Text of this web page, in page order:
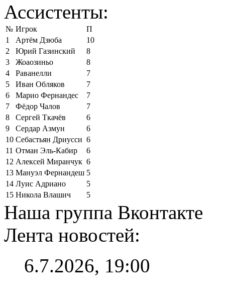
Ассистенты:
№ Игрок
П
1
Артём Дзюба
10
2
Юрий Газинский
8
3
Жоаозиньо
8
4
Раванелли
7
5
Иван Обляков
7
6
Марио Фернандес
7
7
Фёдор Чалов
7
8
Сергей Ткачёв
6
9
Сердар Азмун
6
10 Себастьян Дриусси 6
11 Отман Эль-Кабир
6
12 Алексей Миранчук 6
13 Мануэл Фернандеш 5
14 Луис Адриано
5
15 Никола Влашич 5
Наша группа Вконтакте
Лента новостей:
6.7.2026, 19:00